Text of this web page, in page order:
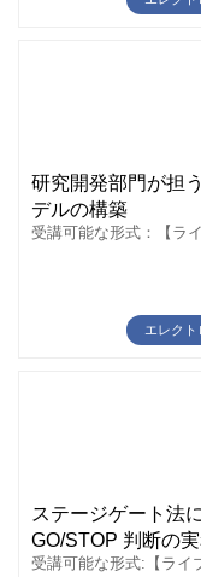
研究開発部門が担
デルの構築
受講可能な形式：【ラ
エレク
ステージゲート法
GO/STOP 判断の
受講可能な形式:【ライ